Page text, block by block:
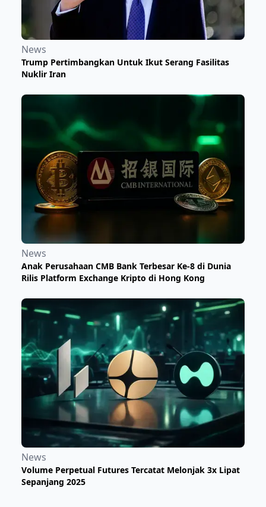
News
Trump Pertimbangkan Untuk Ikut Serang Fasilitas
Nuklir Iran
News
Anak Perusahaan CMB Bank Terbesar Ke-8 di Dunia
Rilis Platform Exchange Kripto di Hong Kong
News
Volume Perpetual Futures Tercatat Melonjak 3x Lipat
Sepanjang 2025